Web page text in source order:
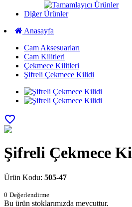
Diğer Ürünler
Anasayfa
Cam Aksesuarları
Cam Kilitleri
Çekmece Kilitleri
Şifreli Çekmece Kilidi
favorite_border
Şifreli Çekmece
Ürün Kodu: 505-47
0 Değerlendirme
Bu ürün stoklarımızda mevcuttur.